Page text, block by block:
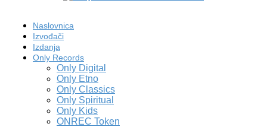
Naslovnica
Izvođači
Izdanja
Only Records
Only Digital
Only Etno
Only Classics
Only Spiritual
Only Kids
ONREC Token